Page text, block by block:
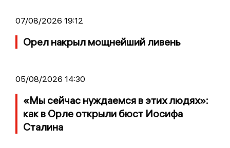
07/08/2026 19:12
Орел накрыл мощнейший ливень
05/08/2026 14:30
«Мы сейчас нуждаемся в этих людях»:
как в Орле открыли бюст Иосифа
Сталина